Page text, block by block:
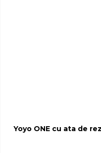
Yoyo ONE cu ata de